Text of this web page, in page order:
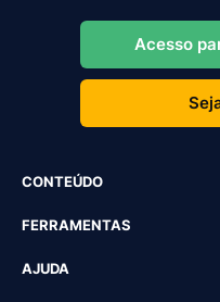
Acesso
CONTEÚDO
FERRAMENTAS
AJUDA